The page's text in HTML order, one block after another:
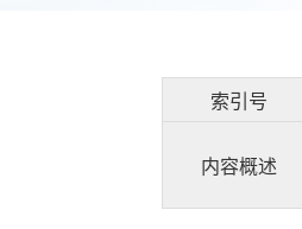
索引号
内容概述